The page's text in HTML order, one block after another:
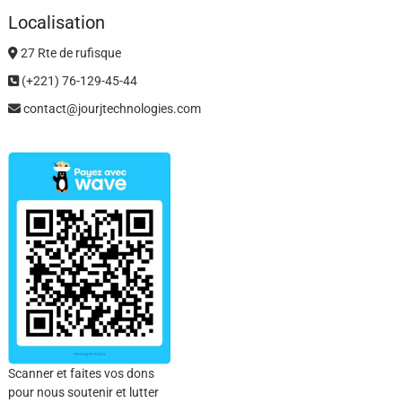
Localisation
27 Rte de rufisque
(+221) 76-129-45-44
contact@jourjtechnologies.com
Scanner et faites vos dons
pour nous soutenir et lutter